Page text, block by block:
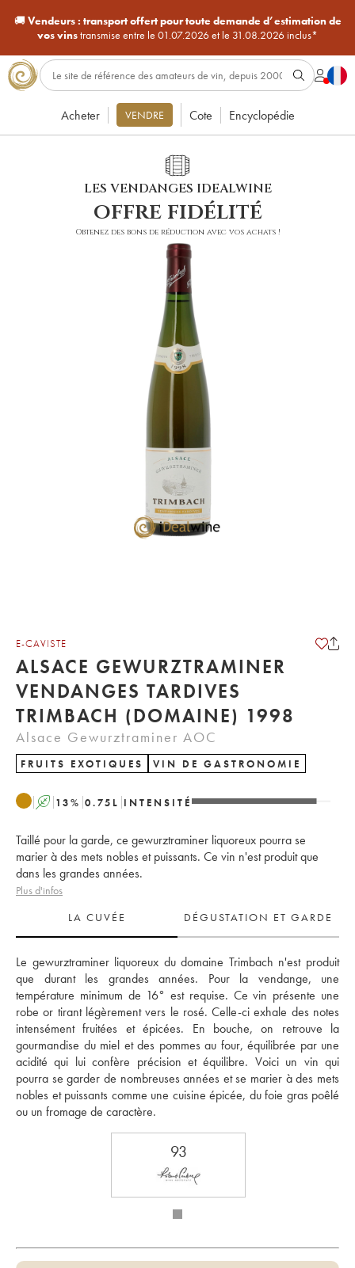
🚚Vendeurs : transport offert pour toute demande d’estimation de
vos vinstransmise entre le 01.07.2026 et le 31.08.2026 inclus*
Acheter VENDRE Cote Encyclopédie
LES VENDANGES IDEALWINE
offre fidélité
Obtenez des bons de réduction avec vos achats !
E-CAVISTE
ALSACE GEWURZTRAMINER
VENDANGES TARDIVES
TRIMBACH (DOMAINE) 1998
Alsace Gewurztraminer AOC
FRUITS EXOTIQUES VIN DE GASTRONOMIE
A 13% 0.75 L INTENSITÉ
Taillé pour la garde, ce gewurztraminer liquoreux pourra se
marier à des mets nobles et puissants. Ce vin n'est produit que
dans les grandes années.
Plus d'infos
LA CUVÉE
DÉGUSTATION ET GARDE
Le gewurztraminer liquoreux du domaine Trimbach n'est produit
que durant les grandes années. Pour la vendange, une
température minimum de 16° est requise. Ce vin présente une
robe or tirant légèrement vers le rosé. Celle-ci exhale des notes
intensément fruitées et épicées. En bouche, on retrouve la
gourmandise du miel et des pommes au four, équilibrée par une
acidité qui lui confère précision et équilibre. Voici un vin qui
pourra se garder de nombreuses années et se marier à des mets
nobles et puissants comme une cuisine épicée, du foie gras poêlé
ou un fromage de caractère.
93